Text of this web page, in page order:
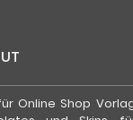
Online Shop